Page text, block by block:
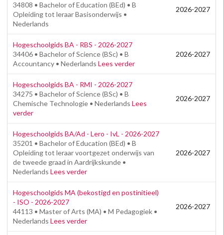
34808 • Bachelor of Education (BEd) • B
Opleiding tot leraar Basisonderwijs •
Nederlands
2026-2027
Hogeschoolgids BA - RBS - 2026-2027
34406 • Bachelor of Science (BSc) • B
Accountancy • Nederlands Lees verder
2026-2027
Hogeschoolgids BA - RMI - 2026-2027
34275 • Bachelor of Science (BSc) • B
Chemische Technologie • Nederlands Lees
verder
2026-2027
Hogeschoolgids BA/Ad - Lero - IvL - 2026-2027
35201 • Bachelor of Education (BEd) • B
Opleiding tot leraar voortgezet onderwijs van
de tweede graad in Aardrijkskunde •
Nederlands Lees verder
2026-2027
Hogeschoolgids MA (bekostigd en postinitieel)
- ISO - 2026-2027
44113 • Master of Arts (MA) • M Pedagogiek •
Nederlands Lees verder
2026-2027